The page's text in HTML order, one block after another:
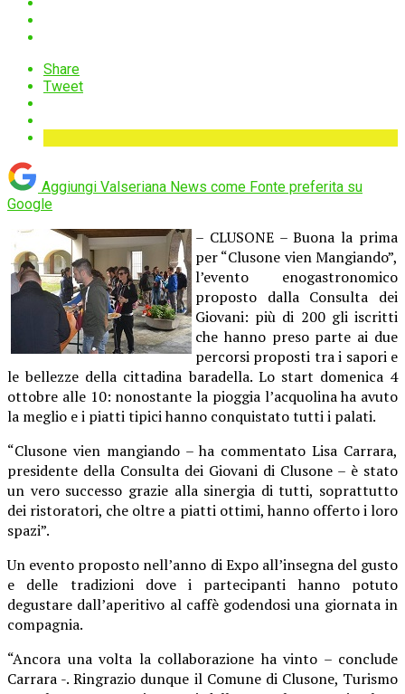
Share
Tweet
Aggiungi Valseriana News come Fonte preferita su
Google
– CLUSONE – Buona la prima
per “Clusone vien Mangiando”,
l’evento enogastronomico
proposto dalla Consulta dei
Giovani: più di 200 gli iscritti
che hanno preso parte ai due
percorsi proposti tra i sapori e
le bellezze della cittadina baradella. Lo start domenica 4
ottobre alle 10: nonostante la pioggia l’acquolina ha avuto
la meglio e i piatti tipici hanno conquistato tutti i palati.
“Clusone vien mangiando – ha commentato Lisa Carrara,
presidente della Consulta dei Giovani di Clusone – è stato
un vero successo grazie alla sinergia di tutti, soprattutto
dei ristoratori, che oltre a piatti ottimi, hanno offerto i loro
spazi”.
Un evento proposto nell’anno di Expo all’insegna del gusto
e delle tradizioni dove i partecipanti hanno potuto
degustare dall’aperitivo al caffè godendosi una giornata in
compagnia.
“Ancora una volta la collaborazione ha vinto – conclude
Carrara -. Ringrazio dunque il Comune di Clusone, Turismo